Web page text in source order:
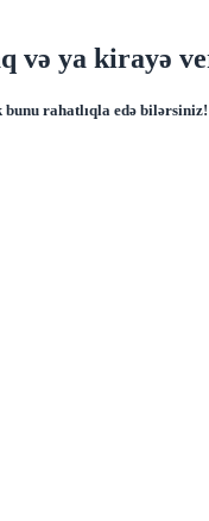
və ya kirayə
rahatlıqla edə bilərsiniz!